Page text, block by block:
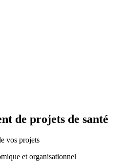
de projets de santé
vos projets
et organisationnel